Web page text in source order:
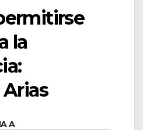
la
A